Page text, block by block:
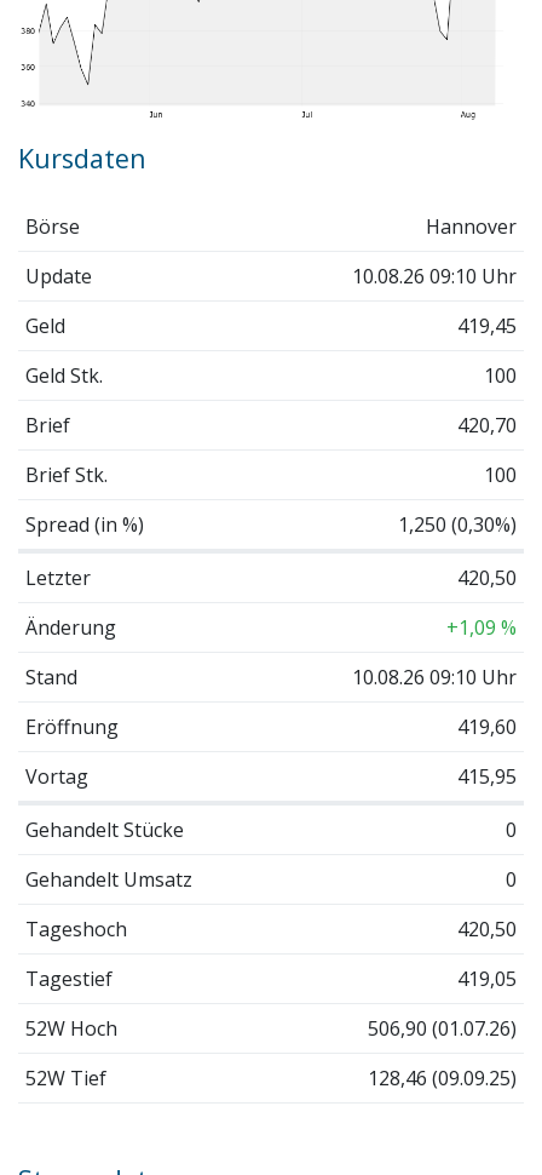
Kursdaten
Börse
Hannover
Update
10.08.26 09:10 Uhr
Geld
419,45
Geld Stk.
100
Brief
420,70
Brief Stk.
100
Spread (in %)
1,250 (0,30%)
Letzter
420,50
Änderung
+1,09 %
Stand
10.08.26 09:10 Uhr
Eröffnung
419,60
Vortag
415,95
Gehandelt Stücke
0
Gehandelt Umsatz
0
Tageshoch
420,50
Tagestief
419,05
52W Hoch
506,90 (01.07.26)
52W Tief
128,46 (09.09.25)